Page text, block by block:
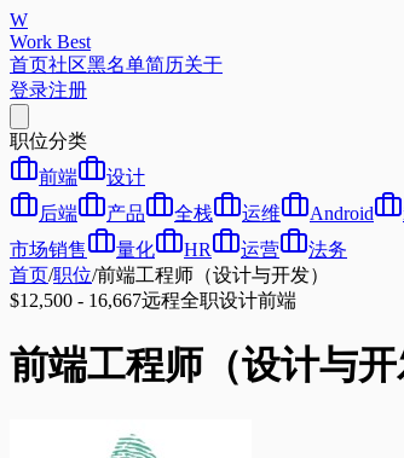
W
Work Best
首页社区黑名单简历关于
登录注册
职位分类
前端
设计
后端
产品 全栈 运维 Android
市场销售
量化 HR 运营
法务
首页/职位/前端工程师（设计与开发）
$12,500 - 16,667远程全职设计前端
前端工程师（设计与开